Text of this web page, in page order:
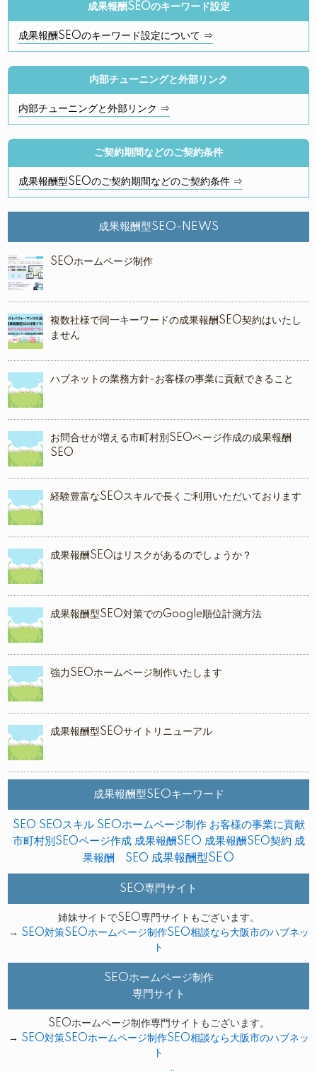
成果報酬SEOのキーワード設定
成果報酬SEOのキーワード設定について ⇒
内部チューニングと外部リンク
内部チューニングと外部リンク ⇒
ご契約期間などのご契約条件
成果報酬型SEOのご契約期間などのご契約条件 ⇒
成果報酬型SEO-NEWS
SEOホームページ制作
複数社様で同一キーワードの成果報酬SEO契約はいたし
ません
ハブネットの業務方針-お客様の事業に貢献できること
お問合せが増える市町村別SEOページ作成の成果報酬
SEO
経験豊富なSEOスキルで長くご利用いただいております
成果報酬SEOはリスクがあるのでしょうか？
成果報酬型SEO対策でのGoogle順位計測方法
強力SEOホームページ制作いたします
成果報酬型SEOサイトリニューアル
成果報酬型SEOキーワード
SEO SEOスキル SEOホームページ制作 お客様の事業に貢献
市町村別SEOページ作成 成果報酬SEO 成果報酬SEO契約 成
果報酬 SEO 成果報酬型SEO
SEO専門サイト
姉妹サイトでSEO専門サイトもございます。
→ SEO対策SEOホームページ制作SEO相談なら大阪市のハブネッ
ト
SEOホームページ制作
専門サイト
SEOホームページ制作専門サイトもございます。
→ SEO対策SEOホームページ制作SEO相談なら大阪市のハブネッ
ト